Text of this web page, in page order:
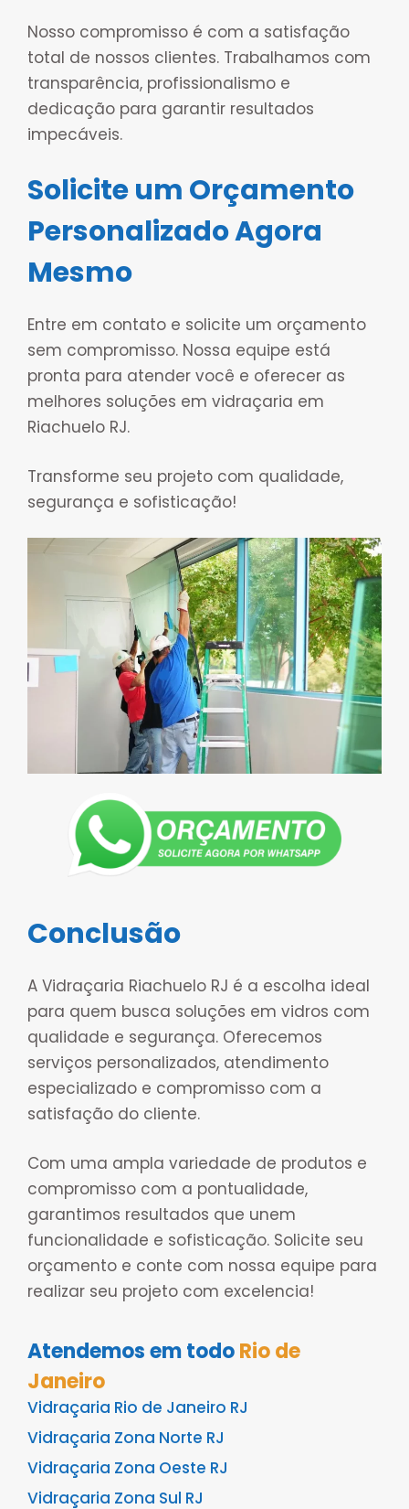
Nosso compromisso é com a satisfação
total de nossos clientes. Trabalhamos com
transparência, profissionalismo e
dedicação para garantir resultados
impecáveis.
Solicite um Orçamento
Personalizado Agora
Mesmo
Entre em contato e solicite um orçamento
sem compromisso. Nossa equipe está
pronta para atender você e oferecer as
melhores soluções em vidraçaria em
Riachuelo RJ.
Transforme seu projeto com qualidade,
segurança e sofisticação!
Conclusão
A Vidraçaria Riachuelo RJ é a escolha ideal
para quem busca soluções em vidros com
qualidade e segurança. Oferecemos
serviços personalizados, atendimento
especializado e compromisso com a
satisfação do cliente.
Com uma ampla variedade de produtos e
compromisso com a pontualidade,
garantimos resultados que unem
funcionalidade e sofisticação. Solicite seu
orçamento e conte com nossa equipe para
realizar seu projeto com excelencia!
Atendemos em todoRio de
Janeiro
Vidraçaria Rio de Janeiro RJ
Vidraçaria Zona Norte RJ
Vidraçaria Zona Oeste RJ
Vidraçaria Zona Sul RJ